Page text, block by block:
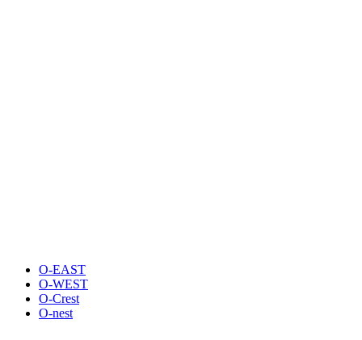
O-EAST
O-WEST
O-Crest
O-nest